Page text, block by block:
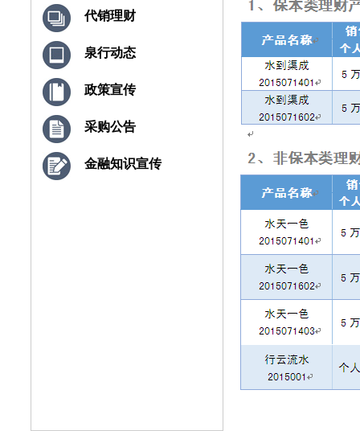
代销理财
泉行动态
政策宣传
采购公告
金融知识宣传